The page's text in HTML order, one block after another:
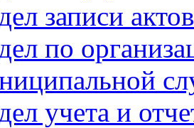
записи
по
учета и